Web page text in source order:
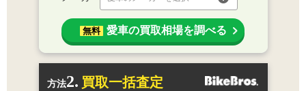
無料 愛車の買取相場を調べる
方法2. 買取一括査定